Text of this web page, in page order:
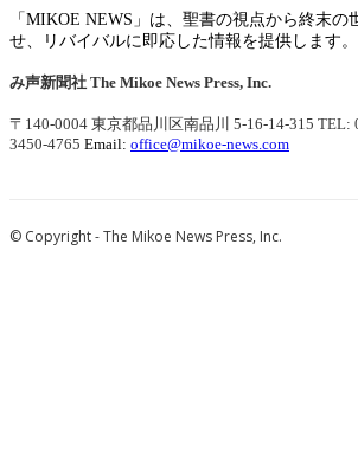
「MIKOE NEWS」は、聖書の視点から終末の
せ、リバイバルに即応した情報を提供します。
み声新聞社 The Mikoe News Press, Inc.
〒140-0004 東京都品川区南品川 5-16-14-315 TEL:
3450-4765 Email: office@mikoe-news.com
© Copyright - The Mikoe News Press, Inc.